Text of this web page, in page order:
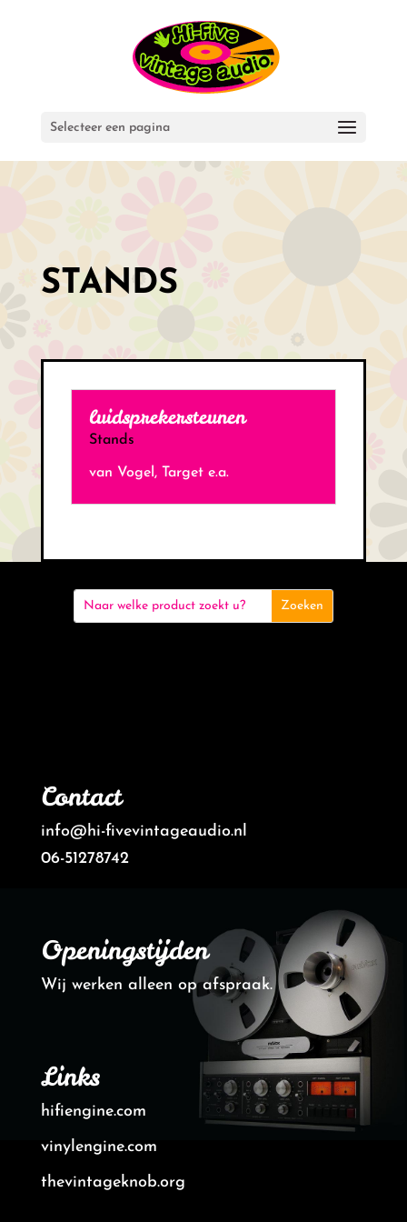
Selecteer een pagina
STANDS
luidsprekersteunen
Stands
van Vogel, Target e.a.
Contact
info@hi-fivevintageaudio.nl
06-51278742
Openingstijden
Wij werken alleen op afspraak.
Links
hifiengine.com
vinylengine.com
thevintageknob.org